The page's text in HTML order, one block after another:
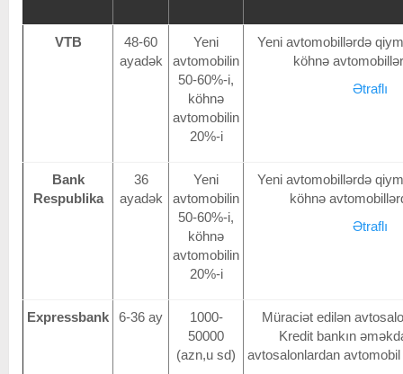
VTB
48-60
ayadək
Yeni
avtomobilin
50-60%-i,
köhnə
avtomobilin
20%-i
Yeni avtomobillərdə
köhnə
Ətraflı
Bank
Respublika
36
ayadək
Yeni
avtomobilin
50-60%-i,
köhnə
avtomobilin
20%-i
Yeni avtomobillərdə
köhnə
Ətraflı
Expressbank 6-36 ay
1000-
50000
(azn,u sd)
Müraciət edilən
Kredit bankın
avtosalonlardan avtomobil